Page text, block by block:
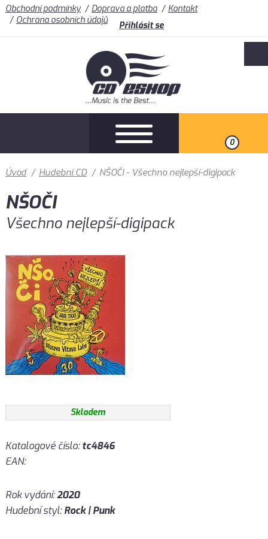
Obchodní podmínky Doprava a platba
Kontakt
Ochrana osobních údajů
Přihlásit se
0
Úvod / Hudební CD / NŠOČI - Všechno nejlepší-digipack
NŠOČI
Všechno nejlepší-digipack
Skladem
Katalogové číslo:tc4846
EAN:
Rok vydání:2020
Hudební styl:Rock | Punk